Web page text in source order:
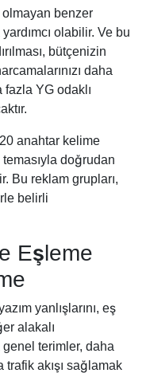
olmayan benzer
olabilir. Ve bu
bütçenizin
daha
YG odaklı
anahtar kelime
doğrudan
Bu reklam grupları,
belirli
Eşleme
yanlışlarını, eş
alakalı
genel terimler, daha
akışı sağlamak